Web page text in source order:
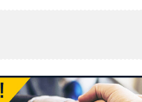
継の後継者とする場合（